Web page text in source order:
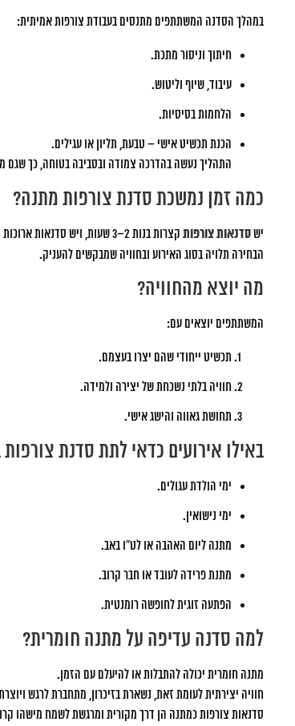
במהלך הסדנה המשתתפים מתנסים בעבודת צורפות אמיתית:
חיתוך וניסור מתכת.
עיבוד, שיוף וליטוש.
הלחמות בסיסיות.
הכנת תכשיט אישי – טבעת, תליון או עגילים.
התהליך נעשה בהדרכה צמודה ובסביבה בטוחה, כך שגם
כמה זמן נמשכת סדנת צורפות מתנה?
ישסדנאות צורפות קצרות בנות 2–3 שעות, ויש סדנאות ארוכות יותר שיכולות להימשך יום מלא.
הבחירה תלויה בסוג האירוע ובחוויה שמבקשים להעניק.
מה יוצא מהחוויה?
המשתתפים יוצאים עם:
תכשיט ייחודי שהם יצרו בעצמם.
חוויה בלתי נשכחת של יצירה ולמידה.
תחושת גאווה והישג אישי.
באילו אירועים כדאי לתת סדנת
ימי הולדת עגולים.
ימי נישואין.
מתנה ליום האהבה או לט”ו באב.
מתנת פרידה לעובד או חבר קרוב.
הפתעה זוגית לחופשה רומנטית.
למה סדנה עדיפה על מתנה חומרית?
מתנה חומרית יכולה להתבלות או להיעלם עם הזמן.
חוויה יצירתית לעומת זאת, נשארת בזיכרון, מתחברת לרגש
סדנאות צורפות כמתנה הן דרך מקורית ומרגשת לשמח מישהו